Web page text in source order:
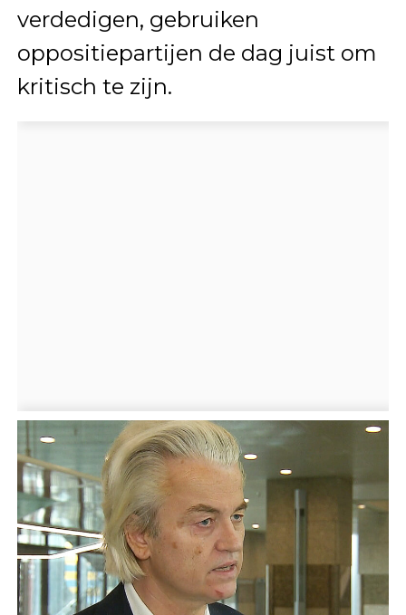
verdedigen, gebruiken
oppositiepartijen de dag juist om
kritisch te zijn.